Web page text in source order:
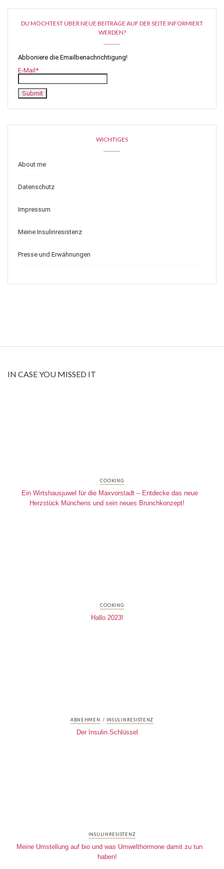
DU MÖCHTEST ÜBER NEUE BEITRÄGE AUF DER SEITE INFORMIERT
WERDEN?
Abboniere die Emailbenachrichtigung!
E-Mail*
WICHTIGES
About me
Datenschutz
Impressum
Meine Insulinresistenz
Presse und Erwähnungen
IN CASE YOU MISSED IT
COOKING
Ein Wirtshausjuwel für die Maxvorstadt – Entdecke das neue
Herzstück Münchens und sein neues Brunchkonzept!
COOKING
Hallo 2023!
ABNEHMEN / INSULINRESISTENZ
Der Insulin Schlüssel
INSULINRESISTENZ
Meine Umstellung auf bio und was Umwelthormone damit zu tun
haben!